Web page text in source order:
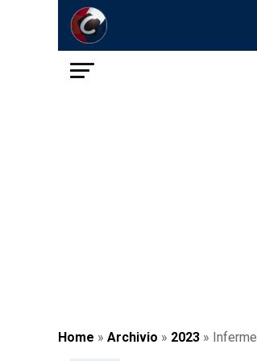
Home » Archivio » 2023 »